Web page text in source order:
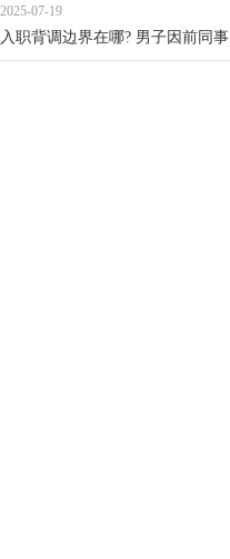
2025-07-19
入职背调边界在哪? 男子因前同事